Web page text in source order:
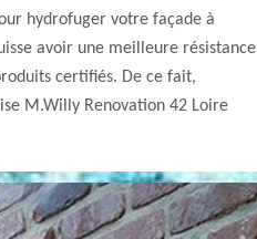
hydrofuger votre façade à
avoir une meilleure résistance
certifiés. De ce fait,
M.Willy Renovation 42 Loire